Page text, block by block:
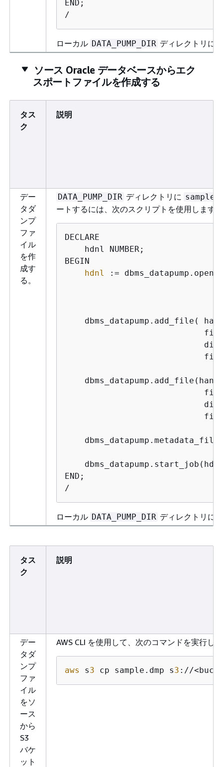
END;
/
ローカル DATA_PUMP_DIR ディレクトリに
ソース Oracle データベースからエク
スポートファイルを作成する
タス
ク
説明
デー
タダ
ンプ
ファ
イル
を作
成す
る。
DATA_PUMP_DIR ディレクトリに
ートするには、次のスクリプトを使用します。
DECLARE
    hdnl NUMBER;
BEGIN
hdnl
:= dbms_datapump.open(
    dbms_datapump.add_file(
    dbms_datapump.add_file(
END;
/
ローカル DATA_PUMP_DIR ディレクトリに
タス
ク
説明
デー
タダ
ンプ
ファ
イル
をソ
ース
から
S3
バケ
ット
AWS CLI を使用して、次のコマンドを実行し
aws s3 cp sample.dmp s3 ://